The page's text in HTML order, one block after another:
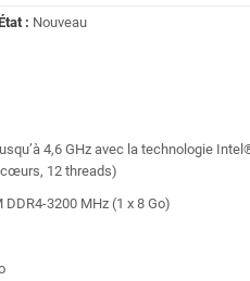
: Nouveau
4,6 GHz avec la technologie
12 threads)
DDR4-3200 MHz (1 x 8 Go)